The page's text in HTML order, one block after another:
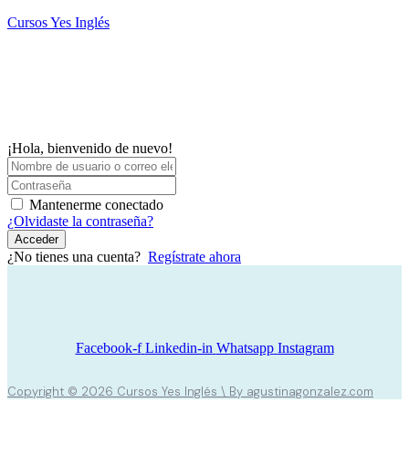
Saltar
Cursos Yes Inglés
¡Hola, bienvenido de nuevo!
Mantenerme conectado
¿Olvidaste la contraseña?
Acceder
¿No tienes una cuenta? Regístrate ahora
Facebook-f Linkedin-in Whatsapp Instagram
Copyright © 2026 Cursos Yes Inglés \ By agustinagonzalez.com